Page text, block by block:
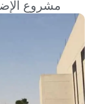
مشروع